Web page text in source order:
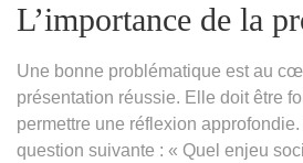
L’importance de la
Une bonne problématique est au
présentation réussie. Elle doit être
permettre une réflexion
question suivante : « Quel enjeu